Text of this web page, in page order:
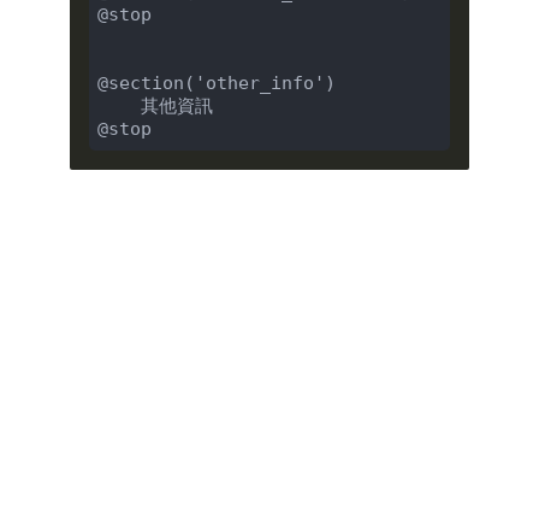
@stop
@section('other_info')
    其他資訊